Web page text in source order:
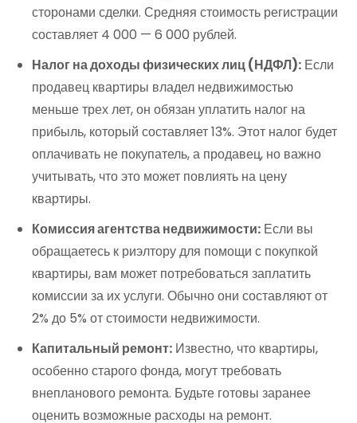
сторонами сделки. Средняя стоимость регистрации
составляет 4 000 — 6 000 рублей.
Налог на доходы физических лиц (НДФЛ): Если
продавец квартиры владел недвижимостью
меньше трех лет, он обязан уплатить налог на
прибыль, который составляет 13%. Этот налог будет
оплачивать не покупатель, а продавец, но важно
учитывать, что это может повлиять на цену
квартиры.
Комиссия агентства недвижимости: Если вы
обращаетесь к риэлтору для помощи с покупкой
квартиры, вам может потребоваться заплатить
комиссии за их услуги. Обычно они составляют от
2% до 5% от стоимости недвижимости.
Капитальный ремонт: Известно, что квартиры,
особенно старого фонда, могут требовать
внепланового ремонта. Будьте готовы заранее
оценить возможные расходы на ремонт.